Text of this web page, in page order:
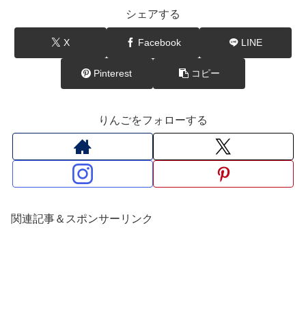
シェアする
X Facebook LINE
Pinterest コピー
りんごをフォローする
関連記事＆スポンサーリンク